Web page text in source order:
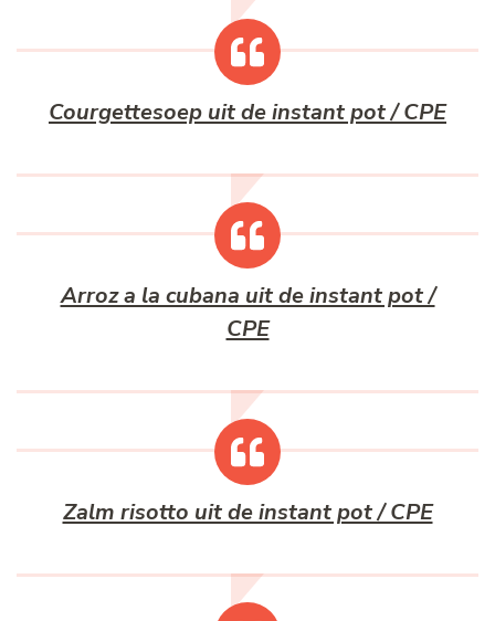
Courgettesoep uit de instant pot / CPE
Arroz a la cubana uit de instant pot /
CPE
Zalm risotto uit de instant pot / CPE